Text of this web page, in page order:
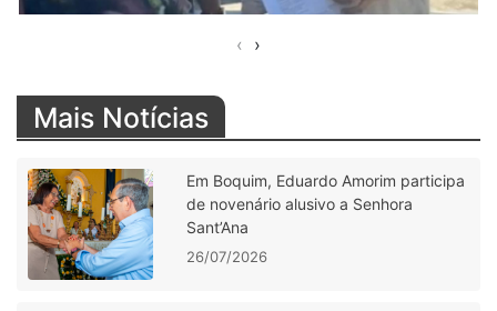
‹ ›
Mais Notícias
Em Boquim, Eduardo Amorim participa
de novenário alusivo a Senhora
Sant’Ana
26/07/2026